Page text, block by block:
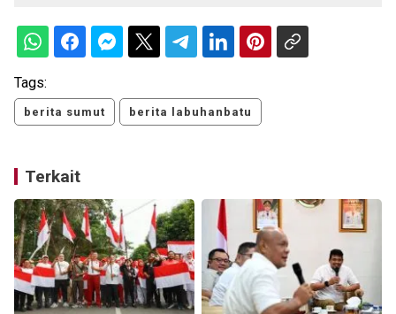
Tags:
berita sumut berita labuhanbatu
Terkait